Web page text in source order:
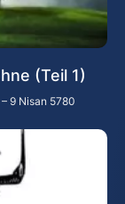
(Teil 1)
9 Nisan 5780